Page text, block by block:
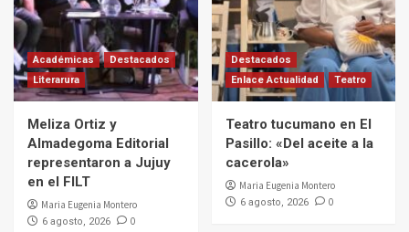
Académicas
Destacados
Literarura
Meliza Ortiz y
Almadegoma Editorial
representaron a Jujuy
en el FILT
Maria Eugenia Montero
6 agosto, 2026 0
Destacados
Enlace Actualidad
Teatro
Teatro tucumano en El
Pasillo: «Del aceite a la
cacerola»
Maria Eugenia Montero
6 agosto, 2026 0